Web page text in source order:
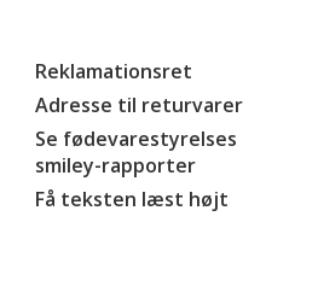
Reklamationsret
Adresse til returvarer
Se fødevarestyrelses
smiley-rapporter
Få teksten læst højt